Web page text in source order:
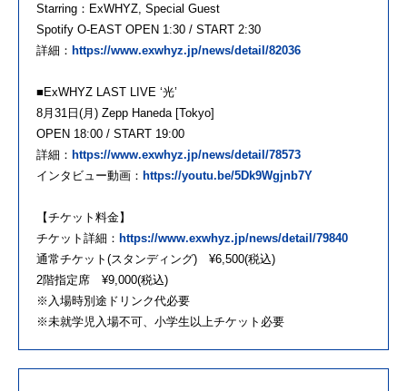
Starring：ExWHYZ, Special Guest
Spotify O-EAST OPEN 1:30 / START 2:30
詳細： https://www.exwhyz.jp/news/detail/82036
■ExWHYZ LAST LIVE ‘光’
8月31日(月) Zepp Haneda [Tokyo]
OPEN 18:00 / START 19:00
詳細： https://www.exwhyz.jp/news/detail/78573
インタビュー動画： https://youtu.be/5Dk9Wgjnb7Y
【チケット料金】
チケット詳細： https://www.exwhyz.jp/news/detail/79840
通常チケット(スタンディング) ¥6,500(税込)
2階指定席 ¥9,000(税込)
※入場時別途ドリンク代必要
※未就学児入場不可、小学生以上チケット必要